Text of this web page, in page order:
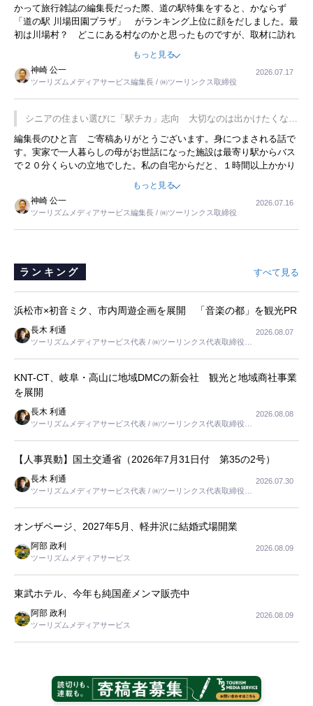
かって旅行雑誌の編集長だった際、道の駅特集をすると、かならず
「道の駅 川場田園プラザ」 がランキング上位に顔をだしました。最
初は川場村？ どこにある村なのかと思ったものですが、取材に訪れ
永井 彰一社長にインタビューしたら、興味深い話が次々が飛び出しま
した。プレゼンも巧みで、今でも思い出すことが２つあります。一つ
は、従業員に東京ディズニーランドを見学させ、サービス業、接客業
の何かを理解してもらっていることです。 もう一つは1800円もする
プレミアムヨーグルトを販売するにあたり、社内に懸念もあったそう
です。永井社長は、駐車場に都内ナンバーの高級外車が停まっている
ことに目をつけ、高級商品でも売れると確信したそうです。今回の記
事を懐かしく読みました。
もっと見る
神崎 公一
ツーリズムメディアサービス編集長 / ㈱ツーリンクス取締役
2026.07.17
シニアの住まい選びに「駅チカ」志向 大切なのは出かけたくなる
暮らし
編集長のひと言 ご寄稿ありがとうございます。身につまされる話で
す。実家で一人暮らしの母がお世話になった施設は最寄り駅からバス
で２０分くらいの立地でした。私の自宅からだと、１時間以上かかり
ました。母の住まいから近いという理由で、その施設を選択したので
すが、私と妹にとっては、半日仕事ででした。シニアの住まい選び
は、当人だけではなく、世話をする家族の足の便も考えない外池ない
と思いました。
もっと見る
神崎 公一
ツーリズムメディアサービス編集長 / ㈱ツーリンクス取締役
2026.07.16
ランキング すべて見る
浜松市×初音ミク、市内周遊企画を展開 「音楽の都」を観光PR
長木 利通
ツーリズムメディアサービス代表 / ㈱ツーリンクス代表取締役社
2026.08.07
KNT-CT、岐阜・高山に地域DMCの新会社 観光と地域商社事業
を展開
長木 利通
ツーリズムメディアサービス代表 / ㈱ツーリンクス代表取締役社
2026.08.08
【人事異動】国土交通省（2026年7月31日付 第35の2号）
長木 利通
ツーリズムメディアサービス代表 / ㈱ツーリンクス代表取締役社
2026.07.30
オンザページ、2027年5月、軽井沢に結婚式場開業
阿部 政利
ツーリズムメディアサービス
2026.08.09
東武ホテル、今年も純国産メンマ販売中
阿部 政利
ツーリズムメディアサービス
2026.08.09